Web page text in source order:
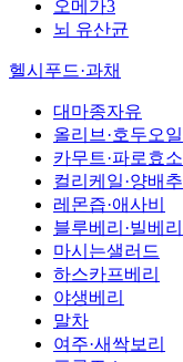
오메가3
뇌 유산균
헬시푸드·과채
대마종자유
올리브·호두오일
카무트·파로효소
컬리케일·양배추
레몬즙·애사비
블루베리·빌베리
마시는샐러드
하스카프베리
야생베리
말차
여주·새싹보리